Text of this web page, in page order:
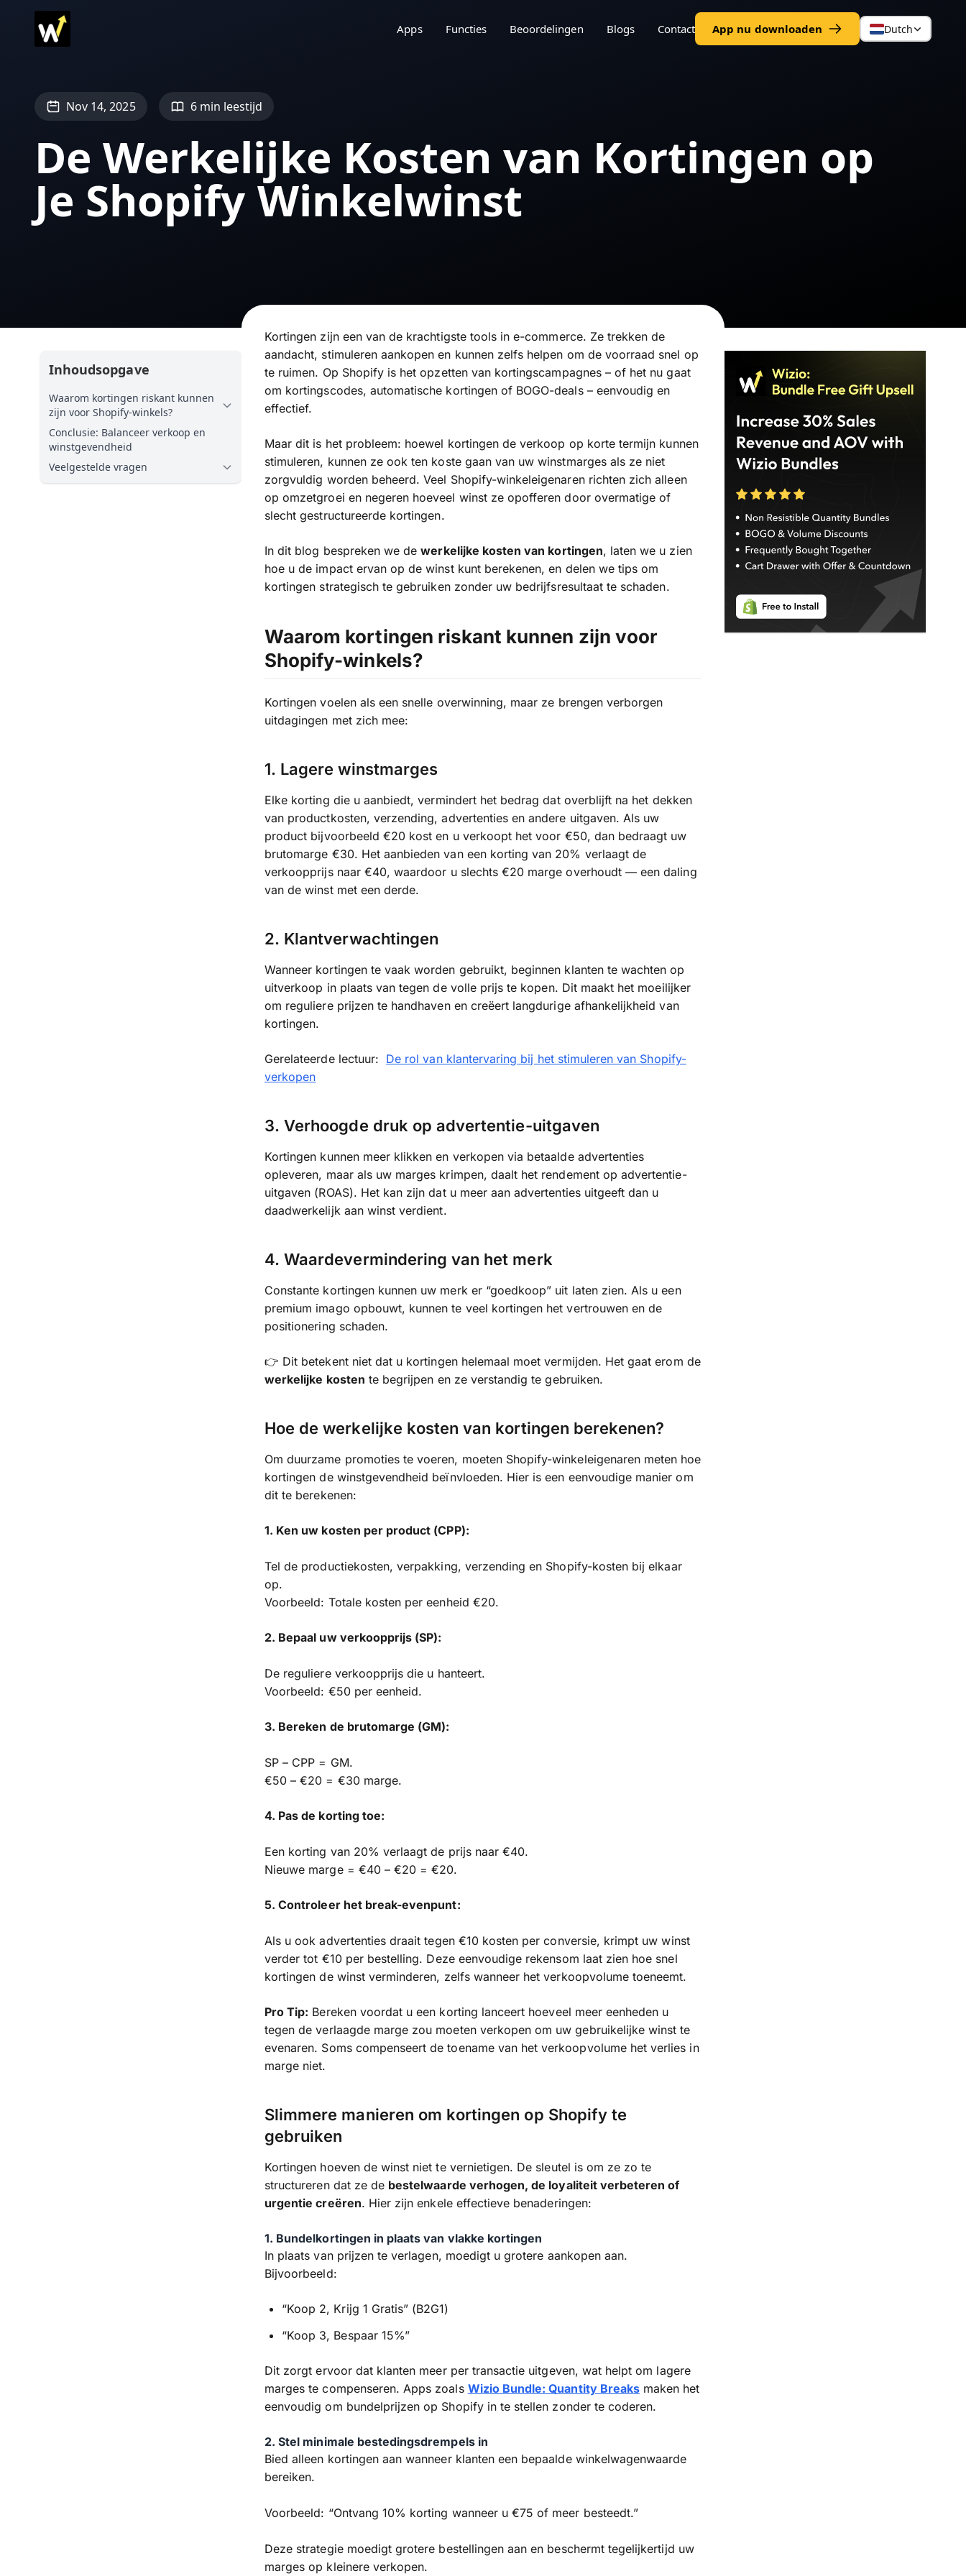
Apps Functies Beoordelingen Blogs Contact App nu downloaden Dutch
Nov 14, 2025 6 min leestijd
De Werkelijke Kosten van Kortingen op
Je Shopify Winkelwinst
Inhoudsopgave
Waarom kortingen riskant kunnen
zijn voor Shopify-winkels?
Conclusie: Balanceer verkoop en
winstgevendheid
Veelgestelde vragen
Kortingen zijn een van de krachtigste tools in e-commerce. Ze trekken de
aandacht, stimuleren aankopen en kunnen zelfs helpen om de voorraad snel op
te ruimen. Op Shopify is het opzetten van kortingscampagnes – of het nu gaat
om kortingscodes, automatische kortingen of BOGO-deals – eenvoudig en
effectief.
Maar dit is het probleem: hoewel kortingen de verkoop op korte termijn kunnen
stimuleren, kunnen ze ook ten koste gaan van uw winstmarges als ze niet
zorgvuldig worden beheerd. Veel Shopify-winkeleigenaren richten zich alleen
op omzetgroei en negeren hoeveel winst ze opofferen door overmatige of
slecht gestructureerde kortingen.
In dit blog bespreken we dewerkelijke kosten van kortingen, laten we u zien
hoe u de impact ervan op de winst kunt berekenen, en delen we tips om
kortingen strategisch te gebruiken zonder uw bedrijfsresultaat te schaden.
Waarom kortingen riskant kunnen zijn voor
Shopify-winkels?
Kortingen voelen als een snelle overwinning, maar ze brengen verborgen
uitdagingen met zich mee:
1. Lagere winstmarges
Elke korting die u aanbiedt, vermindert het bedrag dat overblijft na het dekken
van productkosten, verzending, advertenties en andere uitgaven. Als uw
product bijvoorbeeld €20 kost en u verkoopt het voor €50, dan bedraagt uw
brutomarge €30. Het aanbieden van een korting van 20% verlaagt de
verkoopprijs naar €40, waardoor u slechts €20 marge overhoudt — een daling
van de winst met een derde.
2. Klantverwachtingen
Wanneer kortingen te vaak worden gebruikt, beginnen klanten te wachten op
uitverkoop in plaats van tegen de volle prijs te kopen. Dit maakt het moeilijker
om reguliere prijzen te handhaven en creëert langdurige afhankelijkheid van
kortingen.
Gerelateerde lectuur: De rol van klantervaring bij het stimuleren van Shopify-
verkopen
3. Verhoogde druk op advertentie-uitgaven
Kortingen kunnen meer klikken en verkopen via betaalde advertenties
opleveren, maar als uw marges krimpen, daalt het rendement op advertentie-
uitgaven (ROAS). Het kan zijn dat u meer aan advertenties uitgeeft dan u
daadwerkelijk aan winst verdient.
4. Waardevermindering van het merk
Constante kortingen kunnen uw merk er “goedkoop” uit laten zien. Als u een
premium imago opbouwt, kunnen te veel kortingen het vertrouwen en de
positionering schaden.
👉 Dit betekent niet dat u kortingen helemaal moet vermijden. Het gaat erom de
werkelijke kosten te begrijpen en ze verstandig te gebruiken.
Hoe de werkelijke kosten van kortingen berekenen?
Om duurzame promoties te voeren, moeten Shopify-winkeleigenaren meten hoe
kortingen de winstgevendheid beïnvloeden. Hier is een eenvoudige manier om
dit te berekenen:
1. Ken uw kosten per product (CPP):
Tel de productiekosten, verpakking, verzending en Shopify-kosten bij elkaar
op.
Voorbeeld: Totale kosten per eenheid €20.
2. Bepaal uw verkoopprijs (SP):
De reguliere verkoopprijs die u hanteert.
Voorbeeld: €50 per eenheid.
3. Bereken de brutomarge (GM):
SP – CPP = GM.
€50 – €20 = €30 marge.
4. Pas de korting toe:
Een korting van 20% verlaagt de prijs naar €40.
Nieuwe marge = €40 – €20 = €20.
5. Controleer het break-evenpunt:
Als u ook advertenties draait tegen €10 kosten per conversie, krimpt uw winst
verder tot €10 per bestelling. Deze eenvoudige rekensom laat zien hoe snel
kortingen de winst verminderen, zelfs wanneer het verkoopvolume toeneemt.
Pro Tip: Bereken voordat u een korting lanceert hoeveel meer eenheden u
tegen de verlaagde marge zou moeten verkopen om uw gebruikelijke winst te
evenaren. Soms compenseert de toename van het verkoopvolume het verlies in
marge niet.
Slimmere manieren om kortingen op Shopify te
gebruiken
Kortingen hoeven de winst niet te vernietigen. De sleutel is om ze zo te
structureren dat ze de bestelwaarde verhogen, de loyaliteit verbeteren of
urgentie creëren. Hier zijn enkele effectieve benaderingen:
1. Bundelkortingen in plaats van vlakke kortingen
In plaats van prijzen te verlagen, moedigt u grotere aankopen aan.
Bijvoorbeeld:
“Koop 2, Krijg 1 Gratis” (B2G1)
“Koop 3, Bespaar 15%”
Dit zorgt ervoor dat klanten meer per transactie uitgeven, wat helpt om lagere
marges te compenseren. Apps zoals Wizio Bundle: Quantity Breaks maken het
eenvoudig om bundelprijzen op Shopify in te stellen zonder te coderen.
2. Stel minimale bestedingsdrempels in
Bied alleen kortingen aan wanneer klanten een bepaalde winkelwagenwaarde
bereiken.
Voorbeeld: “Ontvang 10% korting wanneer u €75 of meer besteedt.”
Deze strategie moedigt grotere bestellingen aan en beschermt tegelijkertijd uw
marges op kleinere verkopen.